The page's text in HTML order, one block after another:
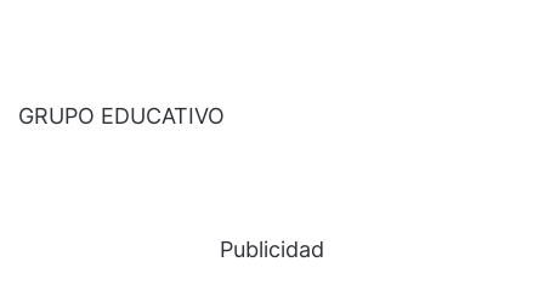
GRUPO EDUCATIVO
Publicidad